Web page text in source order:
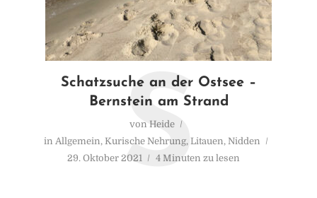
Schatzsuche an der Ostsee –
Bernstein am Strand
von Heide
in Allgemein, Kurische Nehrung, Litauen, Nidden
29. Oktober 2021
4 Minuten zu lesen
S